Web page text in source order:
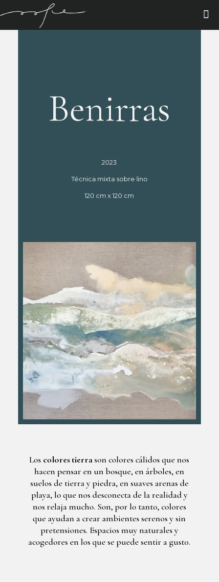
Benirras
2023
Técnica mixta sobre lino
120 cm x 120 cm
Los colores tierrason colores cálidos que nos
hacen pensar en un bosque, en árboles, en
suelos de tierra y piedra, en suaves arenas de
playa, lo que nos desconecta de la realidad y
nos relaja mucho. Son, por lo tanto, colores
que ayudan a crear ambientes serenos y sin
pretensiones. Espacios muy naturales y
acogedores en los que se puede sentir a gusto.